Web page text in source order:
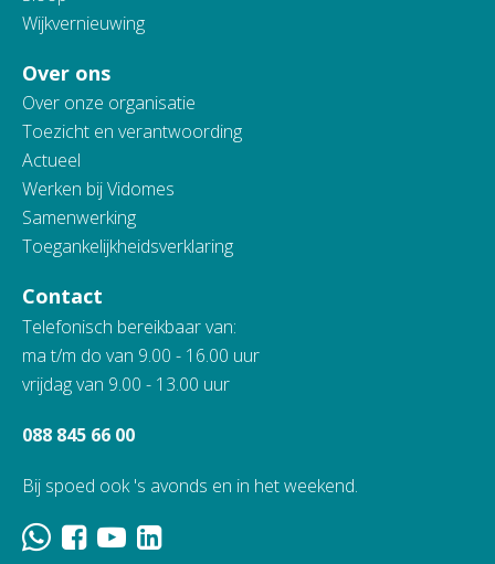
Wijkvernieuwing
Over ons
Over onze organisatie
Toezicht en verantwoording
Actueel
Werken bij Vidomes
Samenwerking
Toegankelijkheidsverklaring
Contact
Telefonisch bereikbaar van:
ma t/m do van 9.00 - 16.00 uur
vrijdag van 9.00 - 13.00 uur
088 845 66 00
Bij spoed ook 's avonds en in het weekend.